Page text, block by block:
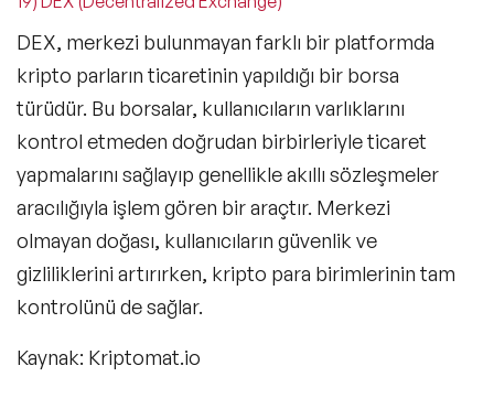
DEX, merkezi bulunmayan farklı bir platformda
kripto parların ticaretinin yapıldığı bir borsa
türüdür. Bu borsalar, kullanıcıların varlıklarını
kontrol etmeden doğrudan birbirleriyle ticaret
yapmalarını sağlayıp genellikle akıllı sözleşmeler
aracılığıyla işlem gören bir araçtır. Merkezi
olmayan doğası, kullanıcıların güvenlik ve
gizliliklerini artırırken, kripto para birimlerinin tam
kontrolünü de sağlar.
Kaynak: Kriptomat.io